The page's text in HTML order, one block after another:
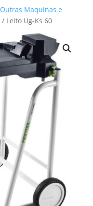
Outras Maquinas e
/ Leito Ug-Ks 60